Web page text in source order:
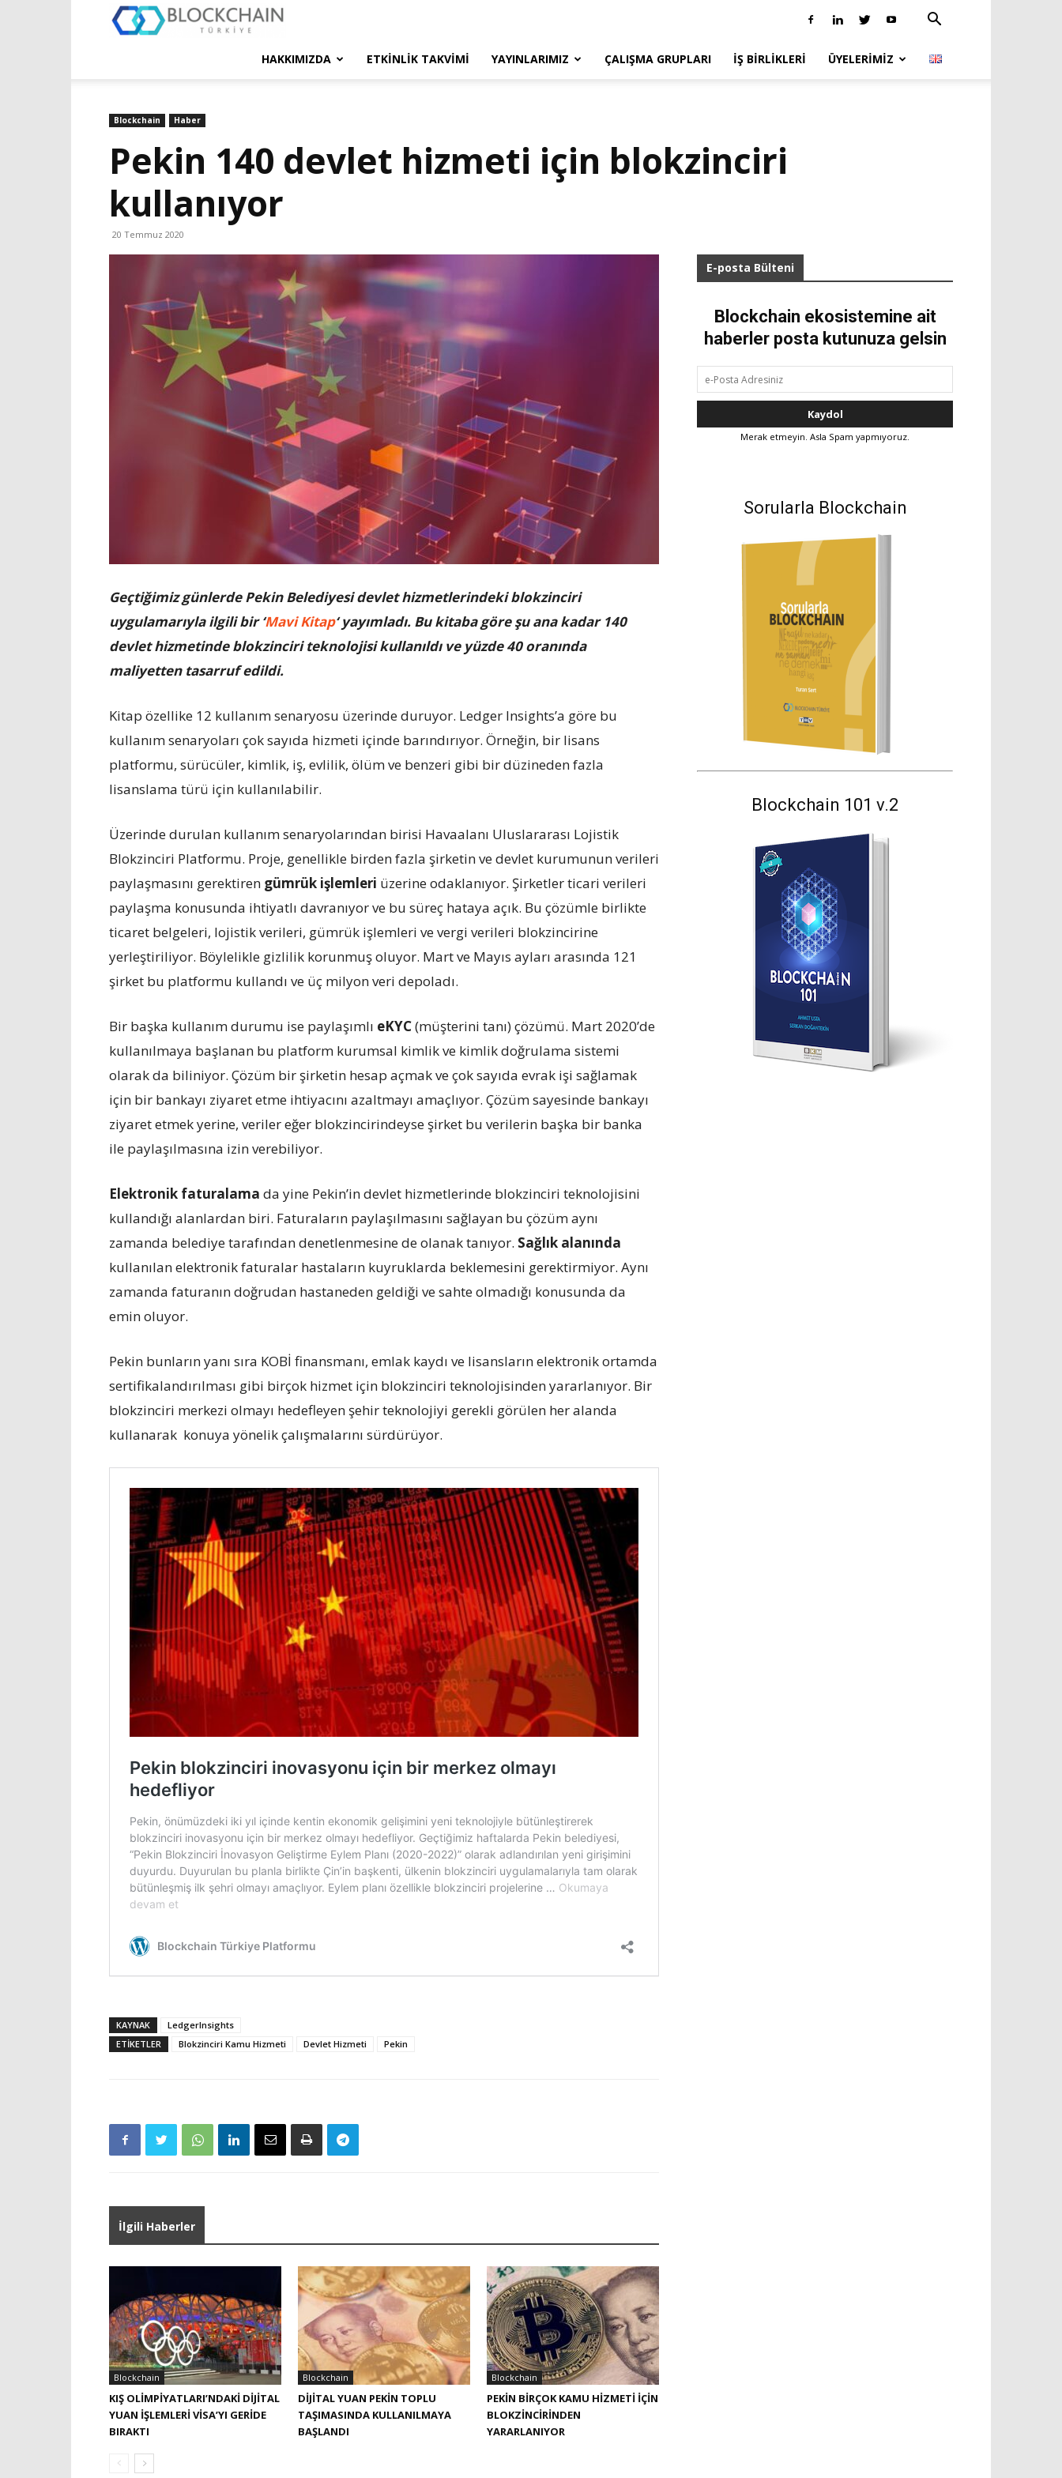
Türkiye
HAKKIMIZDA ETKINLIK TAKVIMI YAYINLARIMIZ ÇALIŞMA GRUPLARI İŞ BIRLIKLERI ÜYELERIMIZ
Blockchain Haber
Pekin 140 devlet hizmeti için blokzinciri
kullanıyor
20 Temmuz 2020
Geçtiğimiz günlerde Pekin Belediyesi devlet hizmetlerindeki blokzinciri
uygulamarıyla ilgili bir ‘Mavi Kitap‘ yayımladı. Bu kitaba göre şu ana kadar 140
devlet hizmetinde blokzinciri teknolojisi kullanıldı ve yüzde 40 oranında
maliyetten tasarruf edildi.
Kitap özellike 12 kullanım senaryosu üzerinde duruyor. Ledger Insights’a göre bu
kullanım senaryoları çok sayıda hizmeti içinde barındırıyor. Örneğin, bir lisans
platformu, sürücüler, kimlik, iş, evlilik, ölüm ve benzeri gibi bir düzineden fazla
lisanslama türü için kullanılabilir.
Üzerinde durulan kullanım senaryolarından birisi Havaalanı Uluslararası Lojistik
Blokzinciri Platformu. Proje, genellikle birden fazla şirketin ve devlet kurumunun verileri
paylaşmasını gerektiren gümrük işlemleri üzerine odaklanıyor. Şirketler ticari verileri
paylaşma konusunda ihtiyatlı davranıyor ve bu süreç hataya açık. Bu çözümle birlikte
ticaret belgeleri, lojistik verileri, gümrük işlemleri ve vergi verileri blokzincirine
yerleştiriliyor. Böylelikle gizlilik korunmuş oluyor. Mart ve Mayıs ayları arasında 121
şirket bu platformu kullandı ve üç milyon veri depoladı.
Bir başka kullanım durumu ise paylaşımlı eKYC(müşterini tanı) çözümü. Mart 2020’de
kullanılmaya başlanan bu platform kurumsal kimlik ve kimlik doğrulama sistemi
olarak da biliniyor. Çözüm bir şirketin hesap açmak ve çok sayıda evrak işi sağlamak
için bir bankayı ziyaret etme ihtiyacını azaltmayı amaçlıyor. Çözüm sayesinde bankayı
ziyaret etmek yerine, veriler eğer blokzincirindeyse şirket bu verilerin başka bir banka
ile paylaşılmasına izin verebiliyor.
Elektronik faturalama da yine Pekin’in devlet hizmetlerinde blokzinciri teknolojisini
kullandığı alanlardan biri. Faturaların paylaşılmasını sağlayan bu çözüm aynı
zamanda belediye tarafından denetlenmesine de olanak tanıyor. Sağlık alanında
kullanılan elektronik faturalar hastaların kuyruklarda beklemesini gerektirmiyor. Aynı
zamanda faturanın doğrudan hastaneden geldiği ve sahte olmadığı konusunda da
emin oluyor.
Pekin bunların yanı sıra KOBİ finansmanı, emlak kaydı ve lisansların elektronik ortamda
sertifikalandırılması gibi birçok hizmet için blokzinciri teknolojisinden yararlanıyor. Bir
blokzinciri merkezi olmayı hedefleyen şehir teknolojiyi gerekli görülen her alanda
kullanarak konuya yönelik çalışmalarını sürdürüyor.
KAYNAK
LedgerInsights
ETIKETLER
Blokzinciri Kamu Hizmeti Devlet Hizmeti Pekin
İlgili Haberler
Blockchain
KIŞ OLIMPIYATLARI’NDAKI DIJITAL
YUAN IŞLEMLERI VISA’YI GERIDE
BIRAKTI
Blockchain
DIJITAL YUAN PEKIN TOPLU
TAŞIMASINDA KULLANILMAYA
BAŞLANDI
Blockchain
PEKIN BIRÇOK KAMU HIZMETI IÇIN
BLOKZINCIRINDEN
YARARLANIYOR
E-posta Bülteni
Blockchain ekosistemine ait
haberler posta kutunuza gelsin
Merak etmeyin. Asla Spam yapmıyoruz.
Sorularla Blockchain
Blockchain 101 v.2